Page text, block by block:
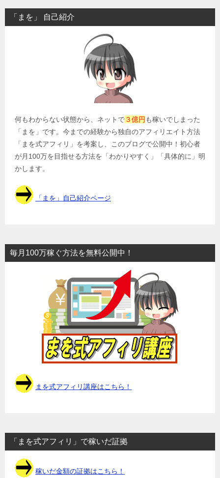
ビ
ゲ
「まを」 自己紹介
何もわからない状態から、ネットで３億円も稼いでしまった
「まを」です。今までの経験から独自のアフィリエイト方法
「まを式アフィリ」を考案し、このブログで公開中！初心者
が月100万を目指せる方法を「わかりやすく」「具体的に」明
かします。
「まを」自己紹介ページ
毎月100万稼ぐ方法を無料公開中！
まを式アフィリ講座はこちら！
「まを式アフィリ」で稼いだ証拠
稼いだ金額の証拠はこちら！